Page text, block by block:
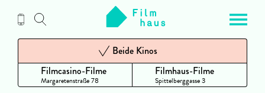
Inhalt
Filmcasino-Filme
Margaretenstraße 78
Beide Kinos
Filmhaus-Filme
Spittelberggasse 3